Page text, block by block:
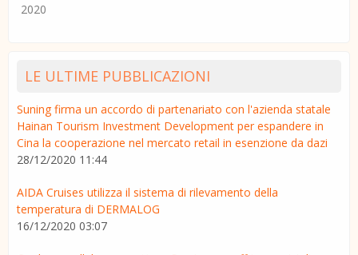
2020
LE ULTIME PUBBLICAZIONI
Suning firma un accordo di partenariato con l'azienda statale
Hainan Tourism Investment Development per espandere in
Cina la cooperazione nel mercato retail in esenzione da dazi
28/12/2020 11:44
AIDA Cruises utilizza il sistema di rilevamento della
temperatura di DERMALOG
16/12/2020 03:07